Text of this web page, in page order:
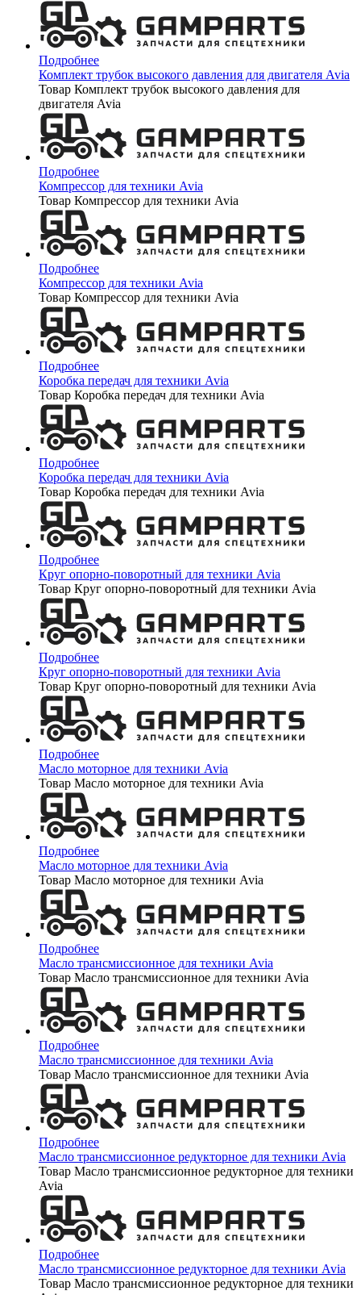
Подробнее
Комплект трубок высокого давления для двигателя Avia
Товар Комплект трубок высокого давления для
двигателя Avia
Подробнее
Компрессор для техники Avia
Товар Компрессор для техники Avia
Подробнее
Компрессор для техники Avia
Товар Компрессор для техники Avia
Подробнее
Коробка передач для техники Avia
Товар Коробка передач для техники Avia
Подробнее
Коробка передач для техники Avia
Товар Коробка передач для техники Avia
Подробнее
Круг опорно-поворотный для техники Avia
Товар Круг опорно-поворотный для техники Avia
Подробнее
Круг опорно-поворотный для техники Avia
Товар Круг опорно-поворотный для техники Avia
Подробнее
Масло моторное для техники Avia
Товар Масло моторное для техники Avia
Подробнее
Масло моторное для техники Avia
Товар Масло моторное для техники Avia
Подробнее
Масло трансмиссионное для техники Avia
Товар Масло трансмиссионное для техники Avia
Подробнее
Масло трансмиссионное для техники Avia
Товар Масло трансмиссионное для техники Avia
Подробнее
Масло трансмиссионное редукторное для техники Avia
Товар Масло трансмиссионное редукторное для техники
Avia
Подробнее
Масло трансмиссионное редукторное для техники Avia
Товар Масло трансмиссионное редукторное для техники